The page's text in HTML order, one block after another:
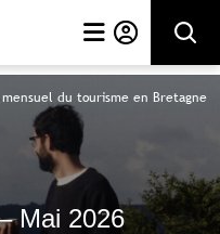
Rechercher
du tourisme en Bretagne
Mai 2026